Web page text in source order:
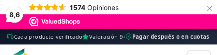
8,6
1574 Opiniones ×
Cada producto verificado Valoración 9+ Pagar después o en cuotas